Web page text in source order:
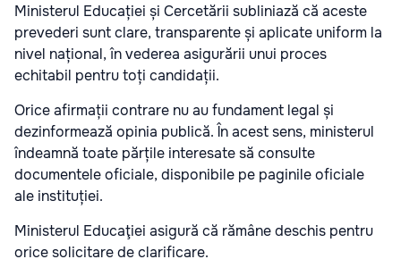
Ministerul Educației și Cercetării subliniază că aceste
prevederi sunt clare, transparente și aplicate uniform la
nivel național, în vederea asigurării unui proces
echitabil pentru toți candidații.
Orice afirmații contrare nu au fundament legal și
dezinformează opinia publică. În acest sens, ministerul
îndeamnă toate părțile interesate să consulte
documentele oficiale, disponibile pe paginile oficiale
ale instituției.
Ministerul Educaţiei asigură că rămâne deschis pentru
orice solicitare de clarificare.